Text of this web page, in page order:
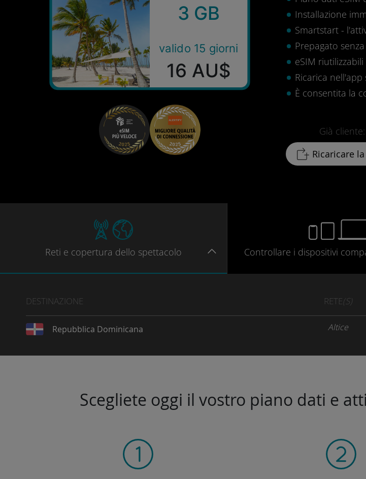
3 GB
valido 15 giorni
16 AU$
Installazione
Smartstart -
Prepagato
eSIM
Ricarica nell'app
È consentita la
Già cliente:
Ricaricare la
Reti e copertura dello spettacolo Controllare i dispositivi
DESTINAZIONE RETE(S)
Repubblica Dominicana Altice
Scegliete oggi il vostro piano dati e